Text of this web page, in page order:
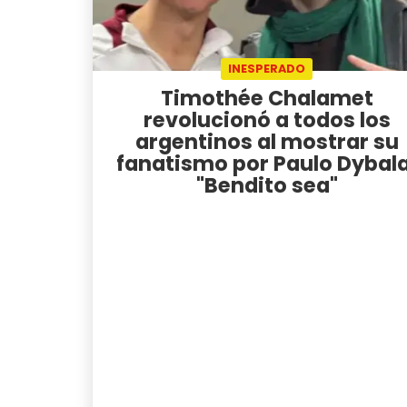
INESPERADO
Timothée Chalamet
revolucionó a todos los
argentinos al mostrar su
fanatismo por Paulo
"Bendito sea"